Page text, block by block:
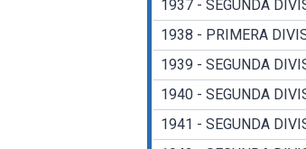
1937 - SEGUNDA
1938 - PRIMERA
1939 - SEGUNDA
1940 - SEGUNDA
1941 - SEGUNDA